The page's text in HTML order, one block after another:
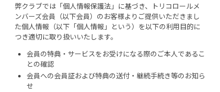
弊クラブでは「個人情報保護法」に基づき、トリコロールメ
ンバーズ会員（以下会員）のお客様よりご提供いただきまし
た個人情報（以下「個人情報」という）を以下の利用目的に
つき適切に取り扱いいたします。
会員の特典・サービスをお受けになる際のご本人であるこ
との確認
会員への会員証および特典の送付・継続手続き等のお知ら
せ